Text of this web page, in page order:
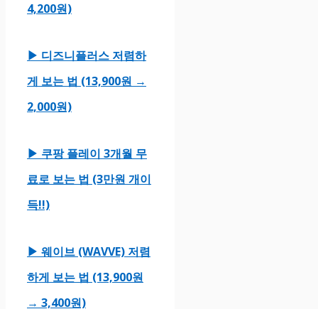
4,200원)
▶ 디즈니플러스 저렴하
게 보는 법 (13,900원 →
2,000원)
▶ 쿠팡 플레이 3개월 무
료로 보는 법 (3만원 개이
득!!)
▶ 웨이브 (WAVVE) 저렴
하게 보는 법 (13,900원
→ 3,400원)